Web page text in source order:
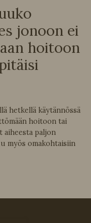
jonoon ei
hoitoon
hetkellä käytännössä
hoitoon tai
aiheesta paljon
myös omakohtaisiin